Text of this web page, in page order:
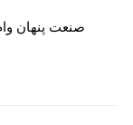
صنعت پنهان